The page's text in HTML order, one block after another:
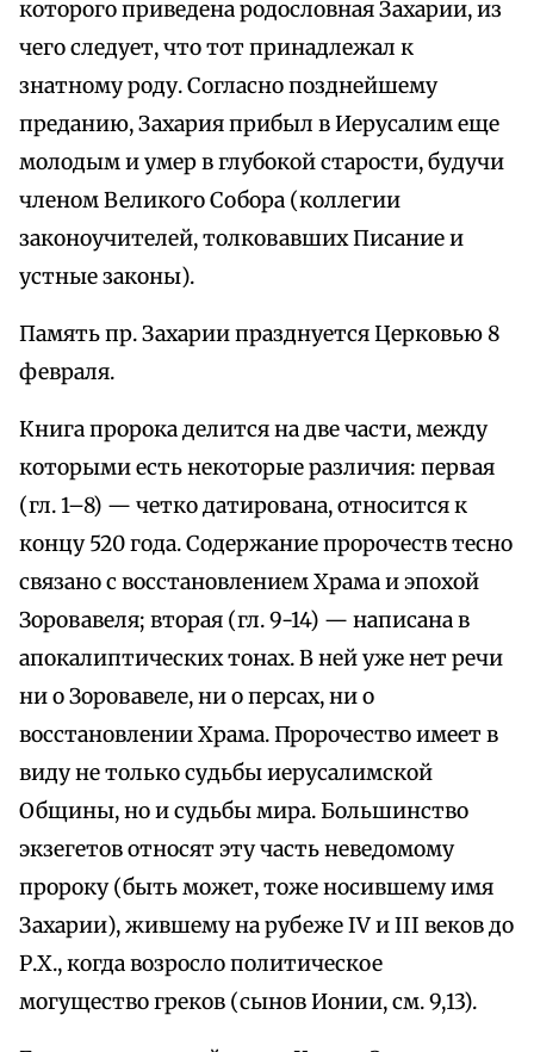
которого приведена родословная Захарии, из
чего следует, что тот принадлежал к
знатному роду. Согласно позднейшему
преданию, Захария прибыл в Иерусалим еще
молодым и умер в глубокой старости, будучи
членом Великого Собора (коллегии
законоучителей, толковавших Писание и
устные законы).
Память пр. Захарии празднуется Церковью 8
февраля.
Книга пророка делится на две части, между
которыми есть некоторые различия: первая
(гл. 1–8) — четко датирована, относится к
концу 520 года. Содержание пророчеств тесно
связано с восстановлением Храма и эпохой
Зоровавеля; вторая (гл. 9-14) — написана в
апокалиптических тонах. В ней уже нет речи
ни о Зоровавеле, ни о персах, ни о
восстановлении Храма. Пророчество имеет в
виду не только судьбы иерусалимской
Общины, но и судьбы мира. Большинство
экзегетов относят эту часть неведомому
пророку (быть может, тоже носившему имя
Захарии), жившему на рубеже IV и III веков до
Р.Х., когда возросло политическое
могущество греков (сынов Ионии, см. 9,13).